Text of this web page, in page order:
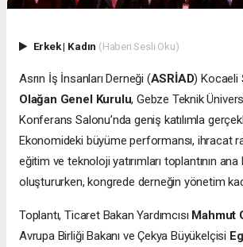
Erkek| Kadın (Haberi Sesli Oku)
Asrın İş İnsanları Derneği (ASRİAD) Kocaeli
Olağan Genel Kurulu, Gebze Teknik
Konferans Salonu’nda geniş katılımla
Ekonomideki büyüme performansı, ihracat
eğitim ve teknoloji yatırımları toplantının ana
oluştururken, kongrede derneğin yönetim
Toplantı, Ticaret Bakan Yardımcısı Mahmut
Avrupa Birliği Bakanı ve Çekya Büyükelçisi